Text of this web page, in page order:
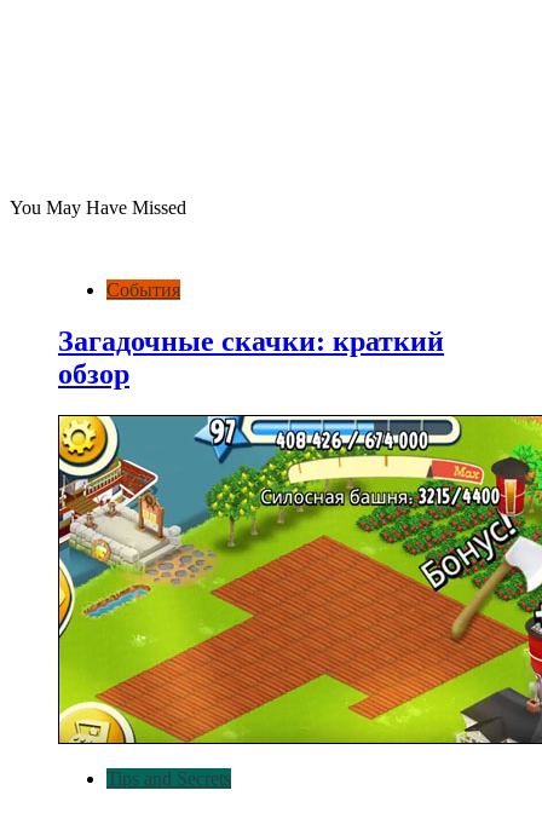
You May Have Missed
События
Загадочные скачки: краткий
обзор
Tips and Secrets